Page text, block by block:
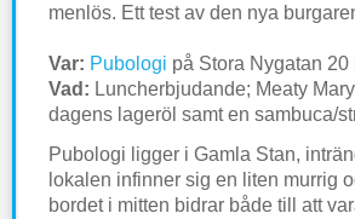
menlös. Ett test av den nya
Var: Pubologi på Stora Nygatan 20
Vad: Luncherbjudande; Meaty
dagens lageröl samt en sambuca/
Pubologi ligger i Gamla Stan,
lokalen infinner sig en liten murrig
bordet i mitten bidrar både till att